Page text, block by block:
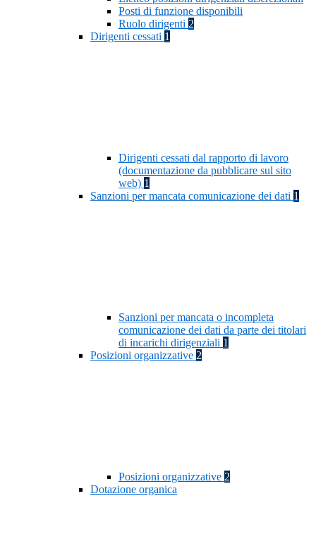
Posti di funzione disponibili
Ruolo dirigenti 2
Dirigenti cessati 1
Dirigenti cessati dal rapporto di lavoro
(documentazione da pubblicare sul sito
web) 1
Sanzioni per mancata comunicazione dei dati 1
Sanzioni per mancata o incompleta
comunicazione dei dati da parte dei titolari
di incarichi dirigenziali 1
Posizioni organizzative 2
Posizioni organizzative 2
Dotazione organica